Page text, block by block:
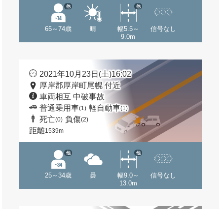
65～74歳
他
晴
幅5.5～
9.0m
他
信号なし
2021年10月23日(土)16:02
厚岸郡厚岸町尾幌 付近
車両相互 中破事故
普通乗用車(1) 軽自動車(1)
死亡(0) 負傷(2)
距離1539m
25～34歳
他
曇
幅9.0～
13.0m
他
信号なし